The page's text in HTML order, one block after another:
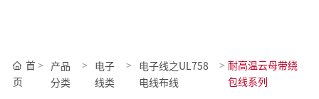
首
页
产品
分类
电子
线类
电子线之UL758
电线布线
耐高温云母带绕
包线系列